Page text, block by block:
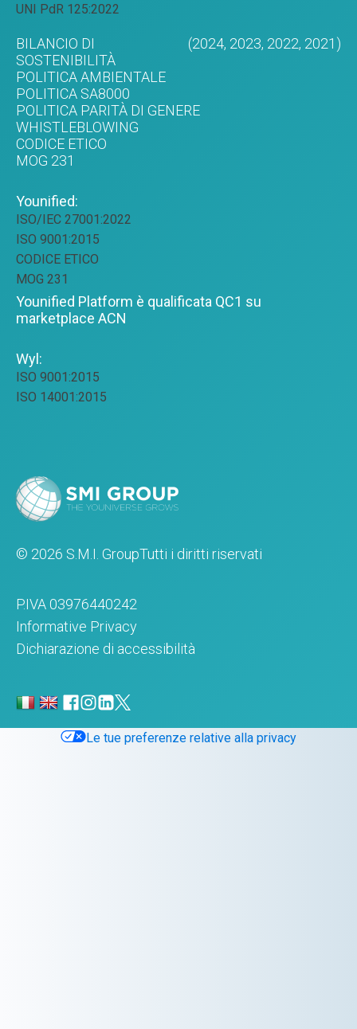
UNI PdR 125:2022
BILANCIO DI
SOSTENIBILITÀ
(2024, 2023, 2022, 2021)
POLITICA AMBIENTALE
POLITICA SA8000
POLITICA PARITÀ DI GENERE
WHISTLEBLOWING
CODICE ETICO
MOG 231
Younified:
ISO/IEC 27001:2022
ISO 9001:2015
CODICE ETICO
MOG 231
Younified Platform è qualificata QC1 su
marketplace ACN
Wyl:
ISO 9001:2015
ISO 14001:2015
© 2026 S.M.I. GroupTutti i diritti riservati
P.IVA 03976440242
Informative Privacy
Dichiarazione di accessibilità
Le tue preferenze relative alla privacy